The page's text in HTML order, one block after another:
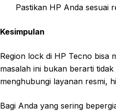
Pastikan HP Anda sesuai
Kesimpulan
Region lock di HP Tecno bisa
masalah ini bukan berarti
menghubungi layanan resmi,
Bagi Anda yang sering